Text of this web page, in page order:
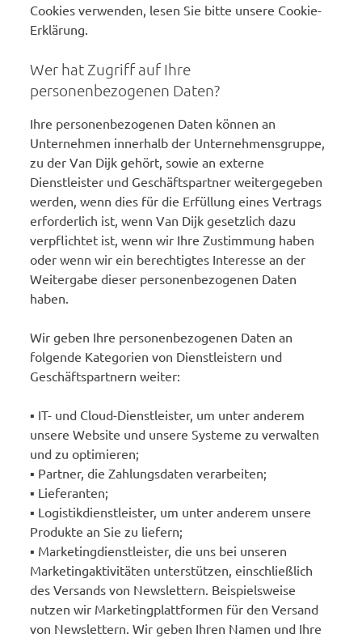
Cookies verwenden, lesen Sie bitte unsere Cookie-
Erklärung.
Wer hat Zugriff auf Ihre
personenbezogenen Daten?
Ihre personenbezogenen Daten können an
Unternehmen innerhalb der Unternehmensgruppe,
zu der Van Dijk gehört, sowie an externe
Dienstleister und Geschäftspartner weitergegeben
werden, wenn dies für die Erfüllung eines Vertrags
erforderlich ist, wenn Van Dijk gesetzlich dazu
verpflichtet ist, wenn wir Ihre Zustimmung haben
oder wenn wir ein berechtigtes Interesse an der
Weitergabe dieser personenbezogenen Daten
haben.
Wir geben Ihre personenbezogenen Daten an
folgende Kategorien von Dienstleistern und
Geschäftspartnern weiter:
▪ IT- und Cloud-Dienstleister, um unter anderem
unsere Website und unsere Systeme zu verwalten
und zu optimieren;
▪ Partner, die Zahlungsdaten verarbeiten;
▪ Lieferanten;
▪ Logistikdienstleister, um unter anderem unsere
Produkte an Sie zu liefern;
▪ Marketingdienstleister, die uns bei unseren
Marketingaktivitäten unterstützen, einschließlich
des Versands von Newslettern. Beispielsweise
nutzen wir Marketingplattformen für den Versand
von Newslettern. Wir geben Ihren Namen und Ihre